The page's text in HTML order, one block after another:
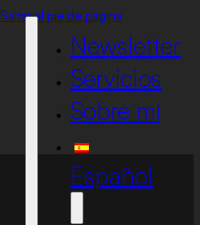
Saltar al pie de página
Newsletter
Servicios
Sobre mí
Español